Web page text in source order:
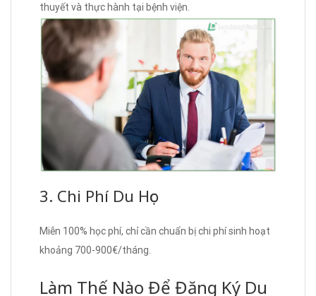
thuyết và thực hành tại bệnh viện.
3. Chi Phí Du Học
Miễn 100% học phí, chỉ cần chuẩn bị chi phí sinh hoạt
khoảng 700-900€/tháng.
Làm Thế Nào Để Đăng Ký Du